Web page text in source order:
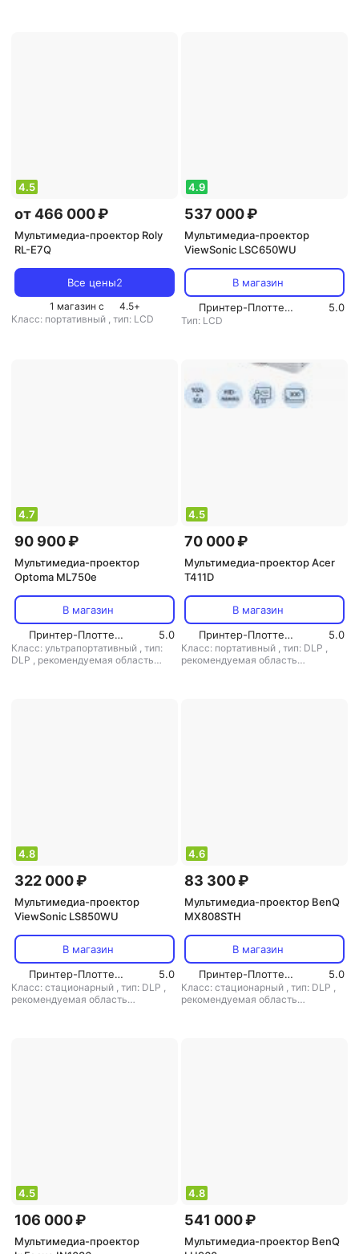
4.5
от 466 000 ₽
Мультимедиа-проектор Roly
RL-E7Q
Все цены2
1 магазин с 4.5+
Класс: портативный , тип: LCD
4.9
537 000 ₽
Мультимедиа-проектор
ViewSonic LSC650WU
В магазин
Принтер-Плоттер.ру
5.0
Тип: LCD
4.7
90 900 ₽
Мультимедиа-проектор
Optoma ML750e
В магазин
Принтер-Плоттер.ру
5.0
Класс: ультрапортативный , тип:
DLP , рекомендуемая область
4.5
70 000 ₽
Мультимедиа-проектор Acer
T411D
В магазин
Принтер-Плоттер.ру
5.0
Класс: портативный , тип: DLP ,
рекомендуемая область
4.8
322 000 ₽
Мультимедиа-проектор
ViewSonic LS850WU
В магазин
Принтер-Плоттер.ру
5.0
Класс: стационарный , тип: DLP ,
рекомендуемая область
4.6
83 300 ₽
Мультимедиа-проектор BenQ
MX808STH
В магазин
Принтер-Плоттер.ру
5.0
Класс: стационарный , тип: DLP ,
рекомендуемая область
4.5
106 000 ₽
Мультимедиа-проектор
4.8
541 000 ₽
Мультимедиа-проектор BenQ